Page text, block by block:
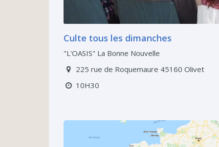
Culte tous les dimanches
"L'OASIS" La Bonne Nouvelle
225 rue de Roquemaure 45160 Olivet
10H30